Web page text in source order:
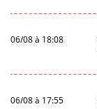
06/08 à 18:08
06/08 à 17:55